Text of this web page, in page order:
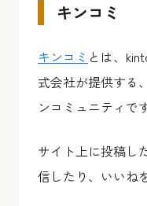
キンコミ
キンコミ とは、
式会社が提供する
ンコミュニティで
サイト上に投稿し
信したり、いいね